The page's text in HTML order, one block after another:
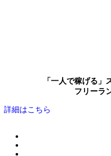
「一人で稼げる」
フリーラ
詳細はこちら